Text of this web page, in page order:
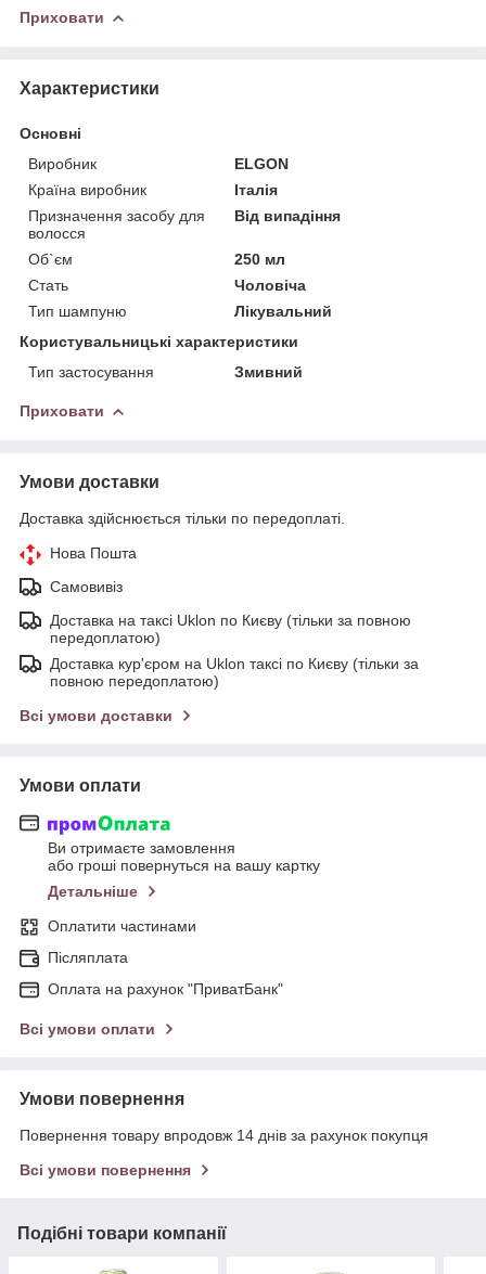
Приховати
Характеристики
Основні
Виробник
ELGON
Країна виробник
Італія
Призначення засобу для
волосся
Від випадіння
Об`єм
250 мл
Стать
Чоловіча
Тип шампуню
Лікувальний
Користувальницькі характеристики
Тип застосування
Змивний
Приховати
Умови доставки
Доставка здійснюється тільки по передоплаті.
Нова Пошта
Самовивіз
Доставка на таксі Uklon по Києву (тільки за повною
передоплатою)
Доставка кур'єром на Uklon таксі по Києву (тільки за
повною передоплатою)
Всі умови доставки
Умови оплати
Ви отримаєте замовлення
або гроші повернуться на вашу картку
Детальніше
Оплатити частинами
Післяплата
Оплата на рахунок "ПриватБанк"
Всі умови оплати
Умови повернення
Повернення товару впродовж 14 днів за рахунок покупця
Всі умови повернення
Подібні товари компанії